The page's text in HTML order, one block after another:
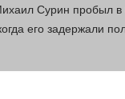
Сурин пробыл
его задержали